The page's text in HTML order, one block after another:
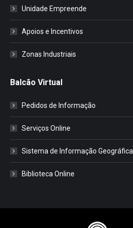
Unidade Empreende
Apoios e Incentivos
Zonas Industriais
Balcão Virtual
Pedidos de Informação
Serviços Online
Sistema de Informação Geográfica
Biblioteca Online